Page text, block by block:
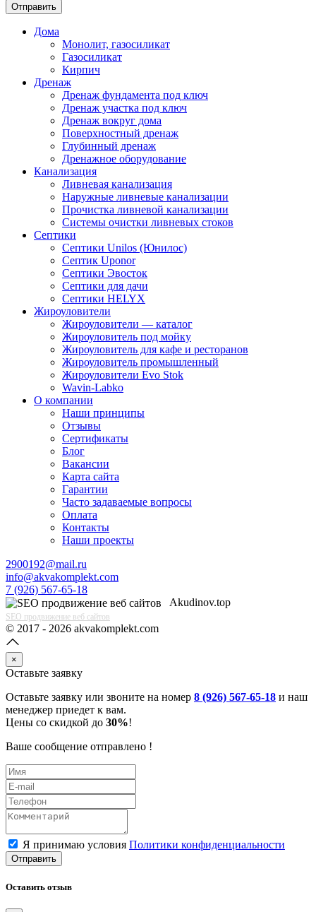
Отправить
Дома
Монолит, газосиликат
Газосиликат
Кирпич
Дренаж
Дренаж фундамента под ключ
Дренаж участка под ключ
Дренаж вокруг дома
Поверхностный дренаж
Глубинный дренаж
Дренажное оборудование
Канализация
Ливневая канализация
Наружные ливневые канализации
Прочистка ливневой канализации
Системы очистки ливневых стоков
Септики
Септики Unilos (Юнилос)
Септик Uponor
Септики Эвосток
Септики для дачи
Септики HELYX
Жироуловители
Жироуловители — каталог
Жироуловитель под мойку
Жироуловитель для кафе и ресторанов
Жироуловитель промышленный
Жироуловители Evo Stok
Wavin-Labko
О компании
Наши принципы
Отзывы
Сертификаты
Блог
Вакансии
Карта сайта
Гарантии
Часто задаваемые вопросы
Оплата
Контакты
Наши проекты
2900192@mail.ru
info@akvakomplekt.com
7 (926) 567-65-18
Akudinov.top
SEO продвижение веб сайтов
© 2017 - 2026 akvakomplekt.com
×
Оставьте заявку
Оставьте заявку или звоните на номер 8 (926) 567-65-18 и наш
менеджер приедет к вам.
Цены со скидкой до 30%!
Ваше сообщение отправлено !
Я принимаю условия Политики конфиденциальности
Отправить
Оставить отзыв